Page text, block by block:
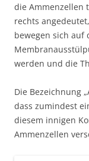
die Ammenzellen
rechts
bewegen sich auf
werden und die
Die Bezeichnung
dass zumindest
diesem innigen
Ammenzellen